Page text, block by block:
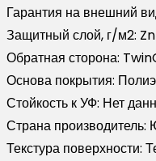
Гарантия на внешний
Защитный слой, г/м2:
Обратная сторона:
Основа покрытия:
Стойкость к УФ: Нет
Страна производитель:
Текстура поверхности: